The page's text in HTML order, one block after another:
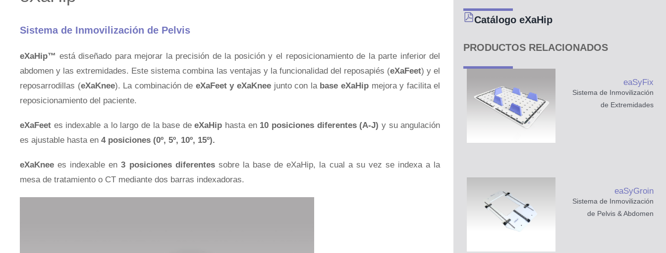
Cabeza y Hombros
Tórax y Mama Pelvis y Extremidades
Irradiación Corporal Total (ICT)
Sistema de Inmovilización de Pelvis
eXaHip™ está diseñado para mejorar la precisión de la posición y el reposicionamiento de la parte inferior del
abdomen y las extremidades. Este sistema combina las ventajas y la funcionalidad del reposapiés (eXaFeet) y el
reposarrodillas (eXaKnee). La combinación de eXaFeet yeXaKnee junto con la base eXaHip mejora y facilita el
reposicionamiento del paciente.
eXaFeetes indexable a lo largo de la base deeXaHip hasta en 10 posiciones diferentes (A-J) y su angulación
es ajustable hasta en 4 posiciones (0º, 5º, 10º, 15º).
eXaKneees indexable en 3 posiciones diferentessobre la base de eXaHip, la cual a su vez se indexa a la
mesa de tratamiento o CT mediante dos barras indexadoras.
Catálogo eXaHip
PRODUCTOS RELACIONADOS
eaSyFix
Sistema de Inmovilización
de Extremidades
eaSyGroin
Sistema de Inmovilización
de Pelvis & Abdomen